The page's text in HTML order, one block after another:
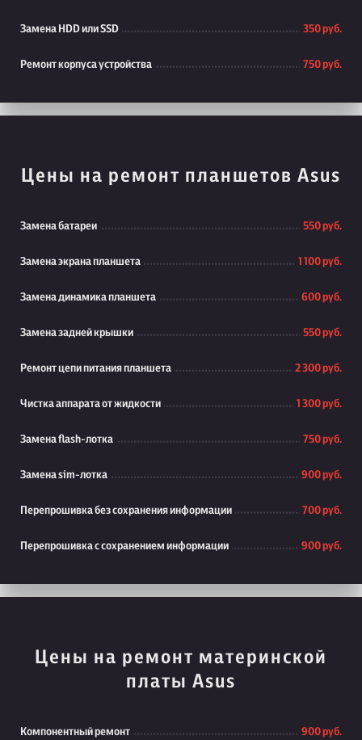
Замена HDD или SSD 350 руб.
Ремонт корпуса устройства 750 руб.
Цены на ремонт планшетов Asus
Замена батареи 550 руб.
Замена экрана планшета 1 100 руб.
Замена динамика планшета 600 руб.
Замена задней крышки 550 руб.
Ремонт цепи питания планшета 2 300 руб.
Чистка аппарата от жидкости 1 300 руб.
Замена flash-лотка 750 руб.
Замена sim-лотка 900 руб.
Перепрошивка без сохранения информации 700 руб.
Перепрошивка с сохранением информации 900 руб.
Цены на ремонт материнской
платы Asus
Компонентный ремонт 900 руб.